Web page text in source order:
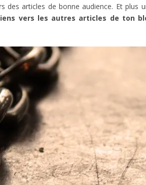
articles de bonne audience. Et plus
vers les autres articles de ton